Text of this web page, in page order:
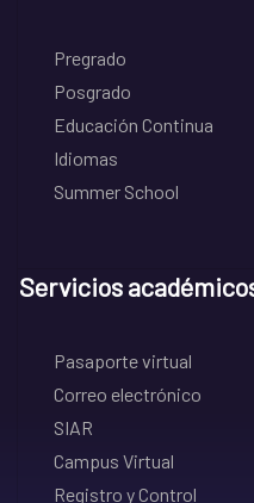
Pregrado
Posgrado
Educación Continua
Idiomas
Summer School
Servicios
Pasaporte virtual
Correo electrónico
SIAR
Campus Virtual
Registro y Control